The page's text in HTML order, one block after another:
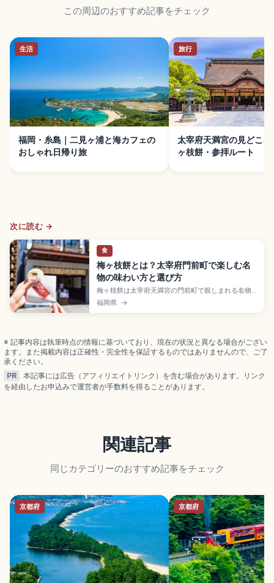
この周辺のおすすめ記事をチェック
生活
福岡・糸島｜二見ヶ浦と海カフェの
おしゃれ日帰り旅
旅行
太宰府天満宮の見どころ
ヶ枝餅・参拝ルート
次に読む →
食
梅ヶ枝餅とは？太宰府門前町で楽しむ名
物の味わい方と選び方
梅ヶ枝餅は太宰府天満宮の門前町で親しまれる名物
の焼き餅。もち米とうるち米の生地でつぶあんを包
み、梅の刻印が入った鉄板で焼き上げる。参道には
福岡県 →
※ 記事内容は執筆時点の情報に基づいており、現在の状況と異なる場合がござい
ます。また掲載内容は正確性・完全性を保証するものではありませんので、ご了
承ください。
PR
本記事には広告（アフィリエイトリンク）を含む場合があります。リンク
を経由したお申込みで運営者が手数料を得ることがあります。
関連記事
同じカテゴリーのおすすめ記事をチェック
京都府 京都府